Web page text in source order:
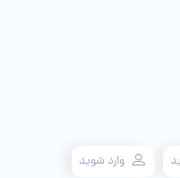
وارد شوید